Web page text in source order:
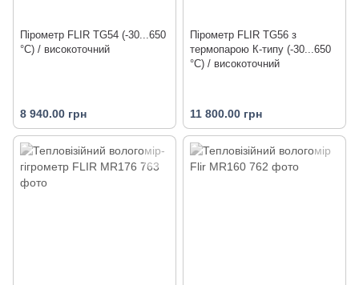
Пірометр FLIR TG54 (-30...650
°С) / високоточний
8 940.00 грн
Пірометр FLIR TG56 з
термопарою К-типу (-30...650
°С) / високоточний
11 800.00 грн